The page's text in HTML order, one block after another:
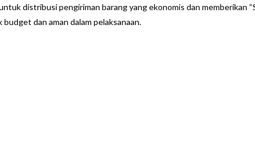
distribusi pengiriman barang yang ekonomis dan
dan aman dalam pelaksanaan.